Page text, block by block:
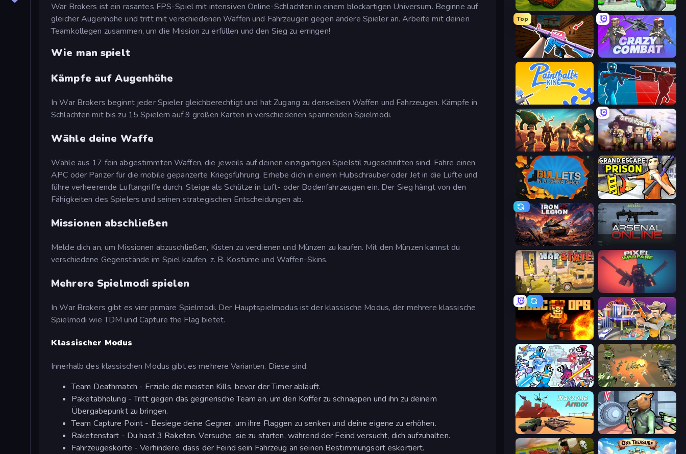
War Brokers ist ein rasantes FPS-Spiel mit intensiven Online-Schlachten in einem blockartigen Universum. Beginne auf
gleicher Augenhöhe und tritt mit verschiedenen Waffen und Fahrzeugen gegen andere Spieler an. Arbeite mit deinen
Teamkollegen zusammen, um die Mission zu erfüllen und den Sieg zu erringen!
Wie man spielt
Kämpfe auf Augenhöhe
In War Brokers beginnt jeder Spieler gleichberechtigt und hat Zugang zu denselben Waffen und Fahrzeugen. Kämpfe in
Schlachten mit bis zu 15 Spielern auf 9 großen Karten in verschiedenen spannenden Spielmodi.
Wähle deine Waffe
Wähle aus 17 fein abgestimmten Waffen, die jeweils auf deinen einzigartigen Spielstil zugeschnitten sind. Fahre einen
APC oder Panzer für die mobile gepanzerte Kriegsführung. Erhebe dich in einem Hubschrauber oder Jet in die Lüfte und
führe verheerende Luftangriffe durch. Steige als Schütze in Luft- oder Bodenfahrzeugen ein. Der Sieg hängt von den
Fähigkeiten des Spielers und seinen strategischen Entscheidungen ab.
Missionen abschließen
Melde dich an, um Missionen abzuschließen, Kisten zu verdienen und Münzen zu kaufen. Mit den Münzen kannst du
verschiedene Gegenstände im Spiel kaufen, z. B. Kostüme und Waffen-Skins.
Mehrere Spielmodi spielen
In War Brokers gibt es vier primäre Spielmodi. Der Hauptspielmodus ist der klassische Modus, der mehrere klassische
Spielmodi wie TDM und Capture the Flag bietet.
Klassischer Modus
Innerhalb des klassischen Modus gibt es mehrere Varianten. Diese sind:
Team Deathmatch - Erziele die meisten Kills, bevor der Timer abläuft.
Paketabholung - Tritt gegen das gegnerische Team an, um den Koffer zu schnappen und ihn zu deinem
Übergabepunkt zu bringen.
Team Capture Point - Besiege deine Gegner, um ihre Flaggen zu senken und deine eigene zu erhöhen.
Raketenstart - Du hast 3 Raketen. Versuche, sie zu starten, während der Feind versucht, dich aufzuhalten.
Fahrzeugeskorte - Verhindere, dass der Feind sein Fahrzeug an seinen Bestimmungsort eskortiert.
Tanks 3D Bank Robbery 3
Top
KS Z Crazy Combat
Paintball King Battle of the Soldiers: Red vs Blue
Horde Crusher Simple Sandbox 3
BULLets in a China Shop Grand Escape: Prison
Iron Legion Arsenal Online
War State IO: Conquer Battles Pixel Warfare
BLOCOPS Casino Robbery
Space Wars Battleground WW1 Battle Simulator
Warzone Armor Bank Robbery